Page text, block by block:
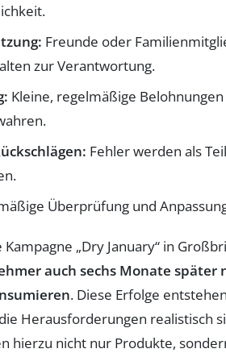
Freunde oder
zur Verantwortung.
Kleine, regelmäßige
Fehler werden als
Überprüfung und
„Dry January“ in
auch sechs Monate später
. Diese Erfolge
Herausforderungen realistisch
hierzu nicht nur Produkte,